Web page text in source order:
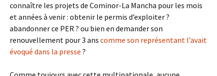
connaître les projets de Cominor-La Mancha pour les mois
et années à venir : obtenir le permis d’exploiter ?
abandonner ce PER ? ou bien en demander son
renouvellement pour 3 ans comme son représentant l’avait
évoqué dans la presse ?